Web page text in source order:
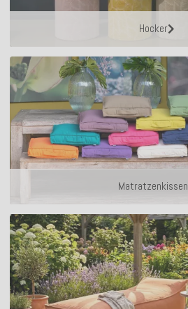
Hocker
Matratzenkissen